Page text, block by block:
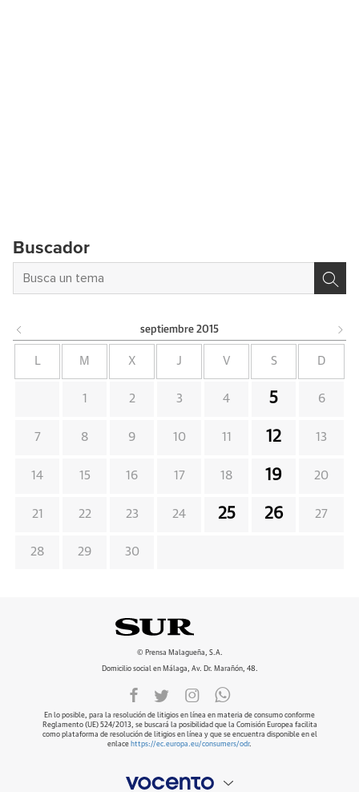
Buscador
septiembre 2015
L M X J V S D
1 2 3 4 5 6
7 8 9 10 11 12 13
14 15 16 17 18 19 20
21 22 23 24 25 26 27
28 29 30
© Prensa Malagueña, S.A.
Domicilio social en Málaga, Av. Dr. Marañón, 48.
En lo posible, para la resolución de litigios en línea en materia de consumo conforme
Reglamento (UE) 524/2013, se buscará la posibilidad que la Comisión Europea facilita
como plataforma de resolución de litigios en línea y que se encuentra disponible en el
enlace https://ec.europa.eu/consumers/odr.